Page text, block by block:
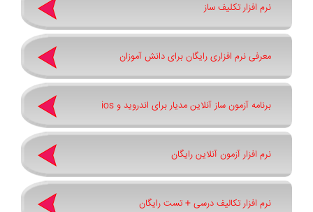
نرم افزار تکلیف ساز
معرفی نرم افزاری رایگان برای دانش آموزان
برنامه آزمون ساز آنلاین مدیار برای اندروید و ios
نرم افزار آزمون آنلاین رایگان
نرم افزار تکالیف درسی + تست رایگان